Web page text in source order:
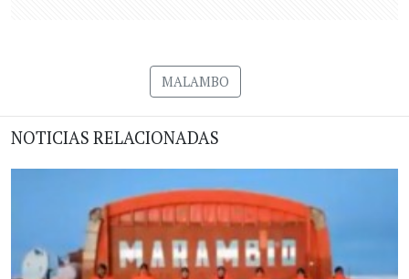
MALAMBO
NOTICIAS RELACIONADAS